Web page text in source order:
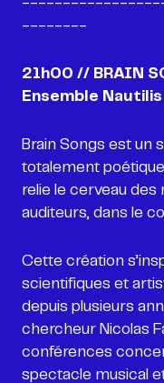
--------
21h00 // BRAIN
Ensemble Nautilis
Brain Songs est un
totalement
relie le cerveau des
auditeurs, dans le
Cette création
scientifiques et
depuis plusieurs
chercheur Nicolas
conférences
spectacle musical